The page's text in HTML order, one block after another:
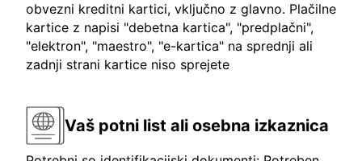
obvezni kreditni kartici, vključno z glavno. Plačilne
kartice z napisi "debetna kartica", "predplačni",
"elektron", "maestro", "e-kartica" na sprednji ali
zadnji strani kartice niso sprejete
Vaš potni list ali osebna izkaznica